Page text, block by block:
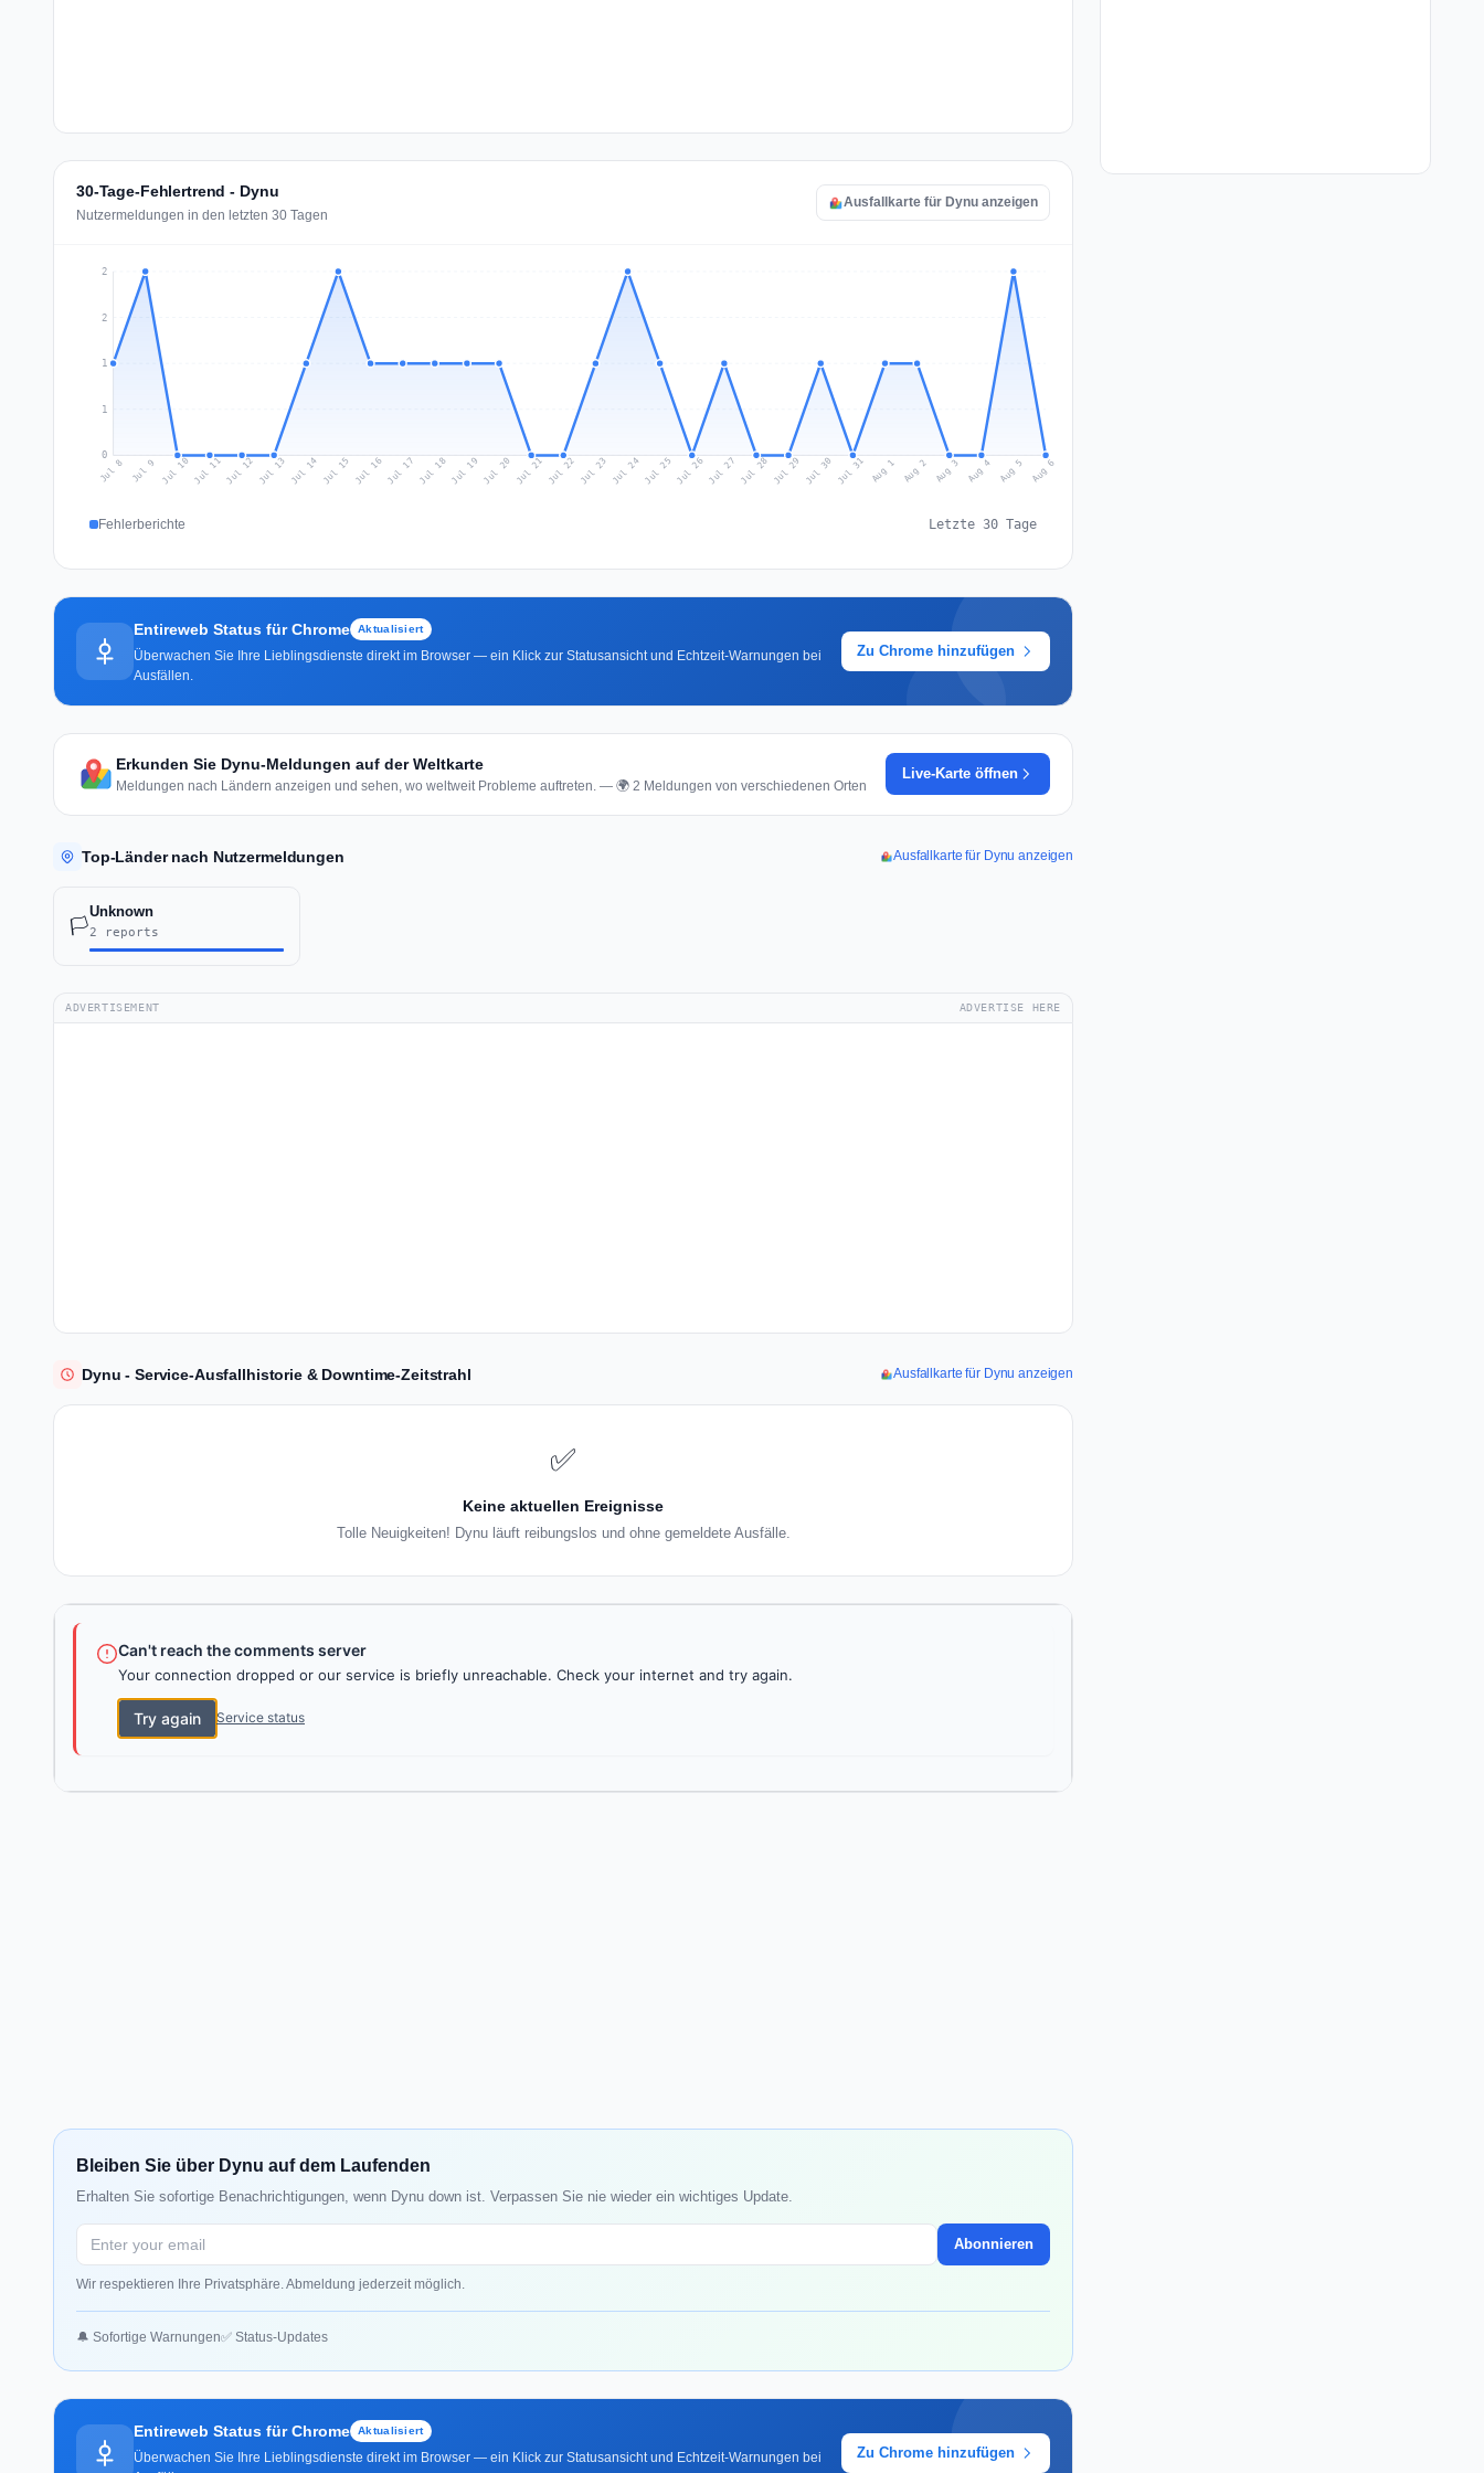
30-Tage-Fehlertrend - Dynu
Nutzermeldungen in den letzten 30 Tagen
Ausfallkarte für Dynu anzeigen
0
1
1
2
2
Jul 8 Jul 9 Jul 10 Jul 11Jul 12 Jul 13 Jul 14 Jul 15 Jul 16Jul 17 Jul 18Jul 19 Jul 20 Jul 21 Jul 22 Jul 23 Jul 24Jul 25 Jul 26Jul 27 Jul 28 Jul 29 Jul 30 Jul 31 Aug 1 Aug 2 Aug 3 Aug 4 Aug 5 Aug 6
Fehlerberichte Letzte 30 Tage
Entireweb Status für Chrome Aktualisiert
Überwachen Sie Ihre Lieblingsdienste direkt im Browser — ein Klick zur Statusansicht und Echtzeit-Warnungen bei
Ausfällen.
Zu Chrome hinzufügen
Erkunden Sie Dynu-Meldungen auf der Weltkarte
Meldungen nach Ländern anzeigen und sehen, wo weltweit Probleme auftreten. — 🌍 2 Meldungen von verschiedenen Orten
Live-Karte öffnen
Top-Länder nach Nutzermeldungen Ausfallkarte für Dynu anzeigen
🏳️
Unknown
2 reports
ADVERTISEMENT ADVERTISE HERE
Dynu - Service-Ausfallhistorie & Downtime-Zeitstrahl Ausfallkarte für Dynu anzeigen
✅
Keine aktuellen Ereignisse
Tolle Neuigkeiten! Dynu läuft reibungslos und ohne gemeldete Ausfälle.
Can't reach the comments server
Your connection dropped or our service is briefly unreachable. Check your internet and try again.
Try again Service status
Bleiben Sie über Dynu auf dem Laufenden
Erhalten Sie sofortige Benachrichtigungen, wenn Dynu down ist. Verpassen Sie nie wieder ein wichtiges Update.
Abonnieren
Wir respektieren Ihre Privatsphäre. Abmeldung jederzeit möglich.
🔔 Sofortige Warnungen✅ Status-Updates
Entireweb Status für Chrome Aktualisiert
Überwachen Sie Ihre Lieblingsdienste direkt im Browser — ein Klick zur Statusansicht und Echtzeit-Warnungen bei
Zu Chrome hinzufügen